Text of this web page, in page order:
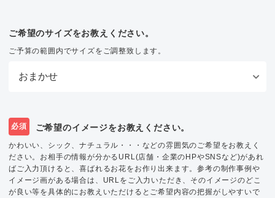
ご希望のサイズをお教えください。
ご予算の範囲内でサイズをご調整致します。
必須 ご希望のイメージをお教えください。
かわいい、シック、ナチュラル・・・などの雰囲気のご希望をお教えく
ださい。お相手の情報が分かるURL(店舗・企業のHPやSNSなど)があれ
ばご入力頂けると、喜ばれるお花をお作り出来ます。参考の制作事例や
イメージ画がある場合は、URLをご入力いただき、そのイメージのどこ
が良い等を具体的にお教えいただけるとご希望内容の把握がしやすいで